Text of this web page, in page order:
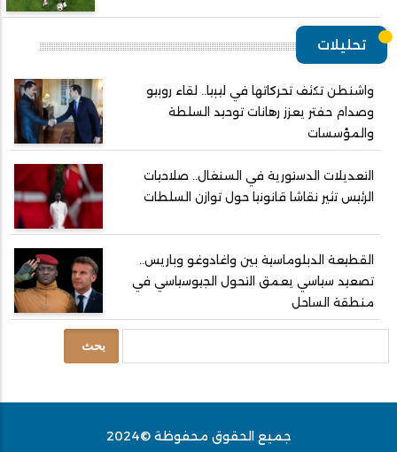
تحليلات
واشنطن تكثف تحركاتها في ليبيا.. لقاء روبيو
وصدام حفتر يعزز رهانات توحيد السلطة
والمؤسسات
التعديلات الدستورية في السنغال.. صلاحيات
الرئيس تثير نقاشا قانونيا حول توازن السلطات
القطيعة الدبلوماسية بين واغادوغو وباريس..
تصعيد سياسي يعمق التحول الجيوسياسي في
منطقة الساحل
جميع الحقوق محفوظة ©2024